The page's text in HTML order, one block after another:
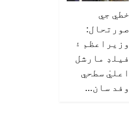
خطي جي
صورتحال:
وزيراعظم ۽
فيلڊ مارشل
اعليٰ سطحي
وفد سان…